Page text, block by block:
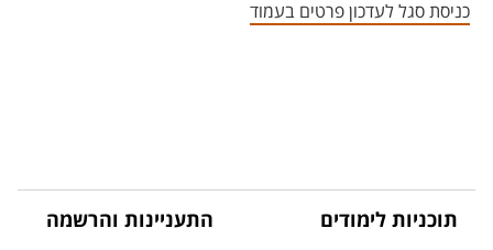
כניסת סגל לעדכון פרטים בעמוד
תוכניות לימודים התעניינות והרשמה